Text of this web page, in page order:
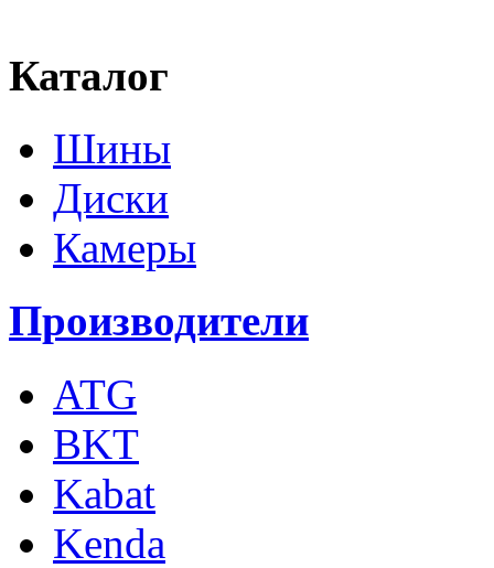
Каталог
Шины
Диски
Камеры
Производители
ATG
BKT
Kabat
Kenda